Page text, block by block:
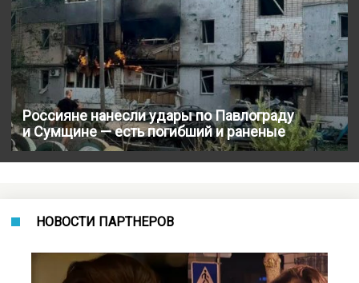
Россияне нанесли удары по Павлограду
и Сумщине — есть погибший и раненые
НОВОСТИ ПАРТНЕРОВ